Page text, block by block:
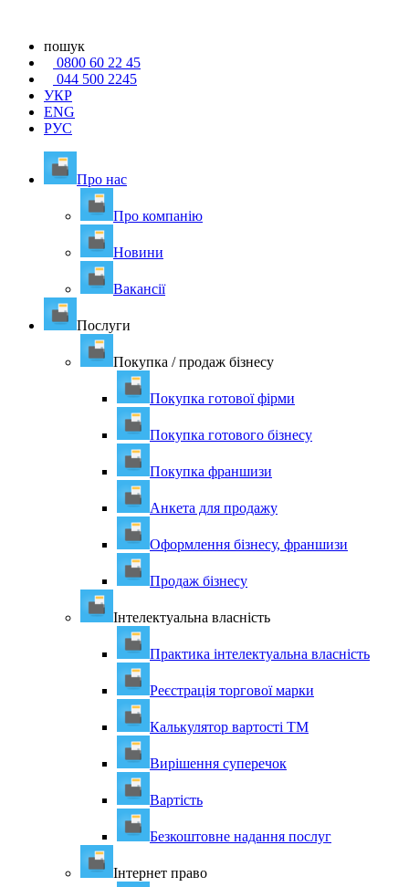
пошук
0800 60 22 45
044 500 2245
УКР
ENG
РУС
Про нас
Про компанію
Новини
Вакансії
Послуги
Покупка / продаж бізнесу
Покупка готової фірми
Покупка готового бізнесу
Покупка франшизи
Анкета для продажу
Оформлення бізнесу, франшизи
Продаж бізнесу
Інтелектуальна власність
Практика інтелектуальна власність
Реєстрація торгової марки
Калькулятор вартості ТМ
Вирішення суперечок
Вартість
Безкоштовне надання послуг
Інтернет право